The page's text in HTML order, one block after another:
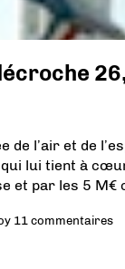
de l’air et de
lui tient à
et par les 5
11 commentaires